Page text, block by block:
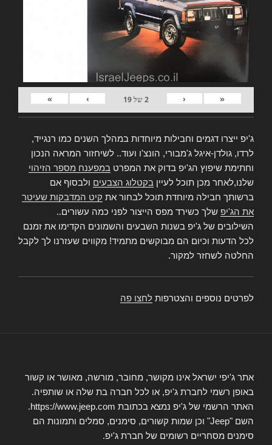
«
‹
2של19
›
»
ג'יפ ייצרו דגמים וחבילות מיוחדות במהלך השנים כמו רנגייד,
לרדו, גולדן-איגל ג'מבורי, הונצ'ו ועוד.. לשיחזור המראה הנכון
וחתימת שיפוץ הג'יפ בדוק את המפרט במפענח מספר הזיהוי
שלנו,לאחר מכן תוכל לעיין בקטלוג הצבעים ולבסוף אם
ברשותך חבילה מיוחדת תוכל לבחור את קיט המדבקות שעיטר
את הג'יפ שלך כשירד מפס הייצור לפני כמה עשורים..
השילובים של ג'יפ בשנות השבעים והשמונים הקדימו את זמנם
לכל הדעות וכיום הם מבוקשים מתמיד! מקווים שעזרנו לך לקבל
החלטה לשחזר למקור.
לפרטים נוספים והצטרפות לחצו פה
אתר ג'יפי ישראל אינו מקושר, מחובר, מורשה, מאושר או קשור
באופן רשמי לחברת ג'יפ, או לכל חברה בת שלה או שותפיה.
האתר הרשמי של ג'יפ נמצא בכתובת https://www.jeep.com.
השם "Jeep" וכן שמות קשורים, סימנים, סמלים ותמונות הם
סימנים מסחריים רשומים של חברת ג'יפ.